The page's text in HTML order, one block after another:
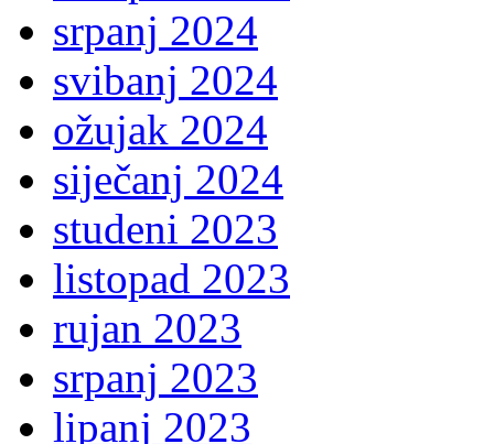
srpanj 2024
svibanj 2024
ožujak 2024
siječanj 2024
studeni 2023
listopad 2023
rujan 2023
srpanj 2023
lipanj 2023